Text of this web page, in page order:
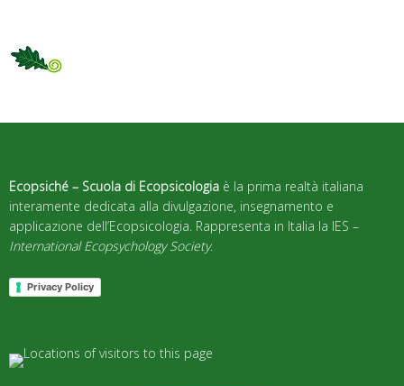
Ecopsiché – Scuola di Ecopsicologia è la prima realtà italiana
interamente dedicata alla divulgazione, insegnamento e
applicazione dell’Ecopsicologia. Rappresenta in Italia la IES –
International Ecopsychology Society.
Privacy Policy